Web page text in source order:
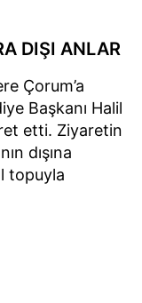
DIŞI ANLAR
Çorum’a
Başkanı Halil
etti. Ziyaretin
dışına
topuyla